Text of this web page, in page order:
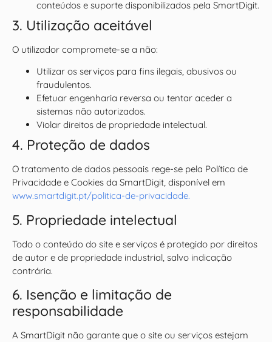
conteúdos e suporte disponibilizados pela SmartDigit.
3. Utilização aceitável
O utilizador compromete-se a não:
Utilizar os serviços para fins ilegais, abusivos ou
fraudulentos.
Efetuar engenharia reversa ou tentar aceder a
sistemas não autorizados.
Violar direitos de propriedade intelectual.
4. Proteção de dados
O tratamento de dados pessoais rege-se pela Política de
Privacidade e Cookies da SmartDigit, disponível em
www.smartdigit.pt/politica-de-privacidade.
5. Propriedade intelectual
Todo o conteúdo do site e serviços é protegido por direitos
de autor e de propriedade industrial, salvo indicação
contrária.
6. Isenção e limitação de
responsabilidade
A SmartDigit não garante que o site ou serviços estejam